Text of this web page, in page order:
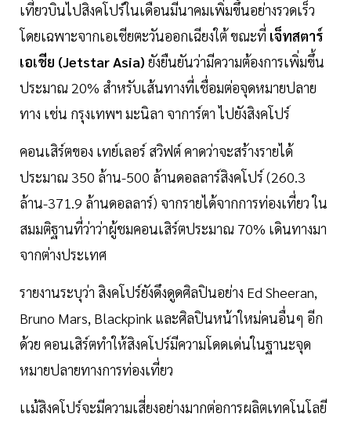
เที่ยวบินไปสิงคโปร์ในเดือนมีนาคมเพิ่มขึ้นอย่างรวดเร็ว
โดยเฉพาะจากเอเชียตะวันออกเฉียงใต้ ขณะที่ เจ็ทสตาร์
เอเชีย (Jetstar Asia) ยังยืนยันว่ามีความต้องการเพิ่มขึ้น
ประมาณ 20% สำหรับเส้นทางที่เชื่อมต่อจุดหมายปลาย
ทาง เช่น กรุงเทพฯ มะนิลา จาการ์ตา ไปยังสิงคโปร์
คอนเสิร์ตของ เทย์เลอร์ สวิฟต์ คาดว่าจะสร้างรายได้
ประมาณ 350 ล้าน-500 ล้านดอลลาร์สิงคโปร์ (260.3
ล้าน-371.9 ล้านดอลลาร์) จากรายได้จากการท่องเที่ยว ใน
สมมติฐานที่ว่าว่าผู้ชมคอนเสิร์ตประมาณ 70% เดินทางมา
จากต่างประเทศ
รายงานระบุว่า สิงคโปร์ยังดึงดูดศิลปินอย่าง Ed Sheeran,
Bruno Mars, Blackpink และศิลปินหน้าใหม่คนอื่นๆ อีก
ด้วย คอนเสิร์ตทำให้สิงคโปร์มีความโดดเด่นในฐานะจุด
หมายปลายทางการท่องเที่ยว
เเม้สิงคโปร์จะมีความเสี่ยงอย่างมากต่อการผลิตเทคโนโลยี